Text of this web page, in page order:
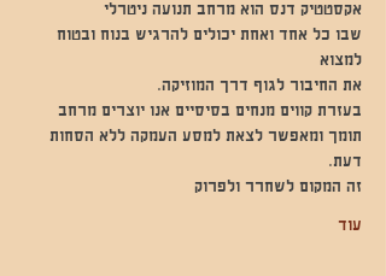
אקסטטיק דנס הוא מרחב תנועה ניטרלי
שבו כל אחד ואחת יכולים להרגיש בנוח ובטוח
למצוא
את החיבור לגוף דרך המוזיקה.
בעזרת קווים מנחים בסיסיים אנו יוצרים מרחב
תומך ומאפשר לצאת למסע העמקה ללא הסחות
דעת.
זה המקום לשחרר ולפרוק
עוד